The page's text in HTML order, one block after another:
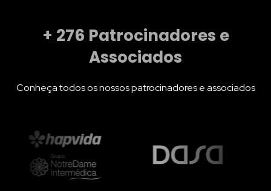
+ 400 Patrocinadores e
Associados
Conheça todos os nossos patrocinadores e associados